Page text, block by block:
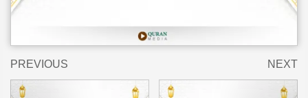
PREVIOUS NEXT